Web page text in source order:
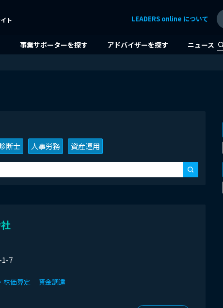
ト
事業サポーターを探す アドバイザーを探す ニュース
LEADERS online について
断士 人事労務 資産運用
1-7
株価算定 資金調達